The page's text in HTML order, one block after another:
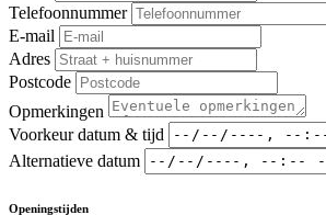
Telefoonnummer
E-mail
Adres
Postcode
Opmerkingen
Voorkeur datum & tijd
Alternatieve datum
Openingstijden